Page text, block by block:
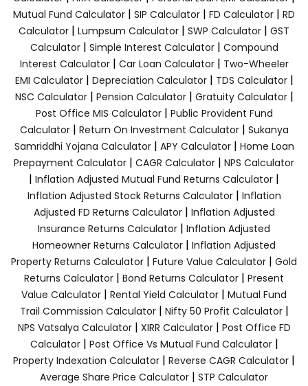
Mutual Fund Calculator | SIP Calculator | FD Calculator | RD
Calculator | Lumpsum Calculator | SWP Calculator | GST
Calculator| Simple Interest Calculator| Compound
Interest Calculator| Car Loan Calculator| Two-Wheeler
EMI Calculator| Depreciation Calculator| TDS Calculator|
NSC Calculator| Pension Calculator| Gratuity Calculator|
Post Office MIS Calculator| Public Provident Fund
Calculator| Return On Investment Calculator| Sukanya
Samriddhi Yojana Calculator| APY Calculator| Home Loan
Prepayment Calculator | CAGR Calculator | NPS Calculator
| Inflation Adjusted Mutual Fund Returns Calculator |
Inflation Adjusted Stock Returns Calculator| Inflation
Adjusted FD Returns Calculator| Inflation Adjusted
Insurance Returns Calculator | Inflation Adjusted
Homeowner Returns Calculator | Inflation Adjusted
Property Returns Calculator | Future Value Calculator | Gold
Returns Calculator | Bond Returns Calculator | Present
Value Calculator | Rental Yield Calculator | Mutual Fund
Trail Commission Calculator| Nifty 50 Profit Calculator|
NPS Vatsalya Calculator| XIRR Calculator| Post Office FD
Calculator| Post Office Vs Mutual Fund Calculator|
Property Indexation Calculator | Reverse CAGR Calculator |
Average Share Price Calculator | STP Calculator